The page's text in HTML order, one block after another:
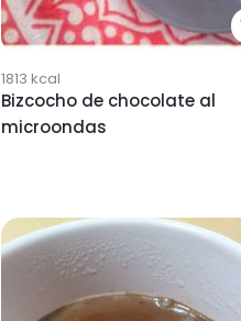
1813 kcal
Bizcocho de chocolate al
microondas